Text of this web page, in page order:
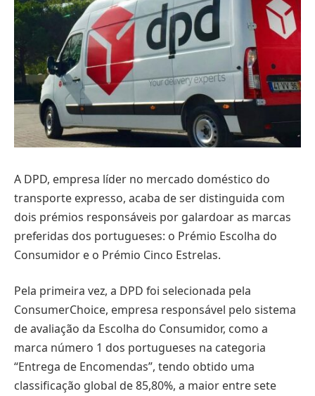
A DPD, empresa líder no mercado doméstico do
transporte expresso, acaba de ser distinguida com
dois prémios responsáveis por galardoar as marcas
preferidas dos portugueses: o Prémio Escolha do
Consumidor e o Prémio Cinco Estrelas.
Pela primeira vez, a DPD foi selecionada pela
ConsumerChoice, empresa responsável pelo sistema
de avaliação da Escolha do Consumidor, como a
marca número 1 dos portugueses na categoria
“Entrega de Encomendas”, tendo obtido uma
classificação global de 85,80%, a maior entre sete